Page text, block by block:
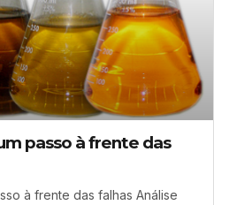
passo à frente das
à frente das falhas Análise